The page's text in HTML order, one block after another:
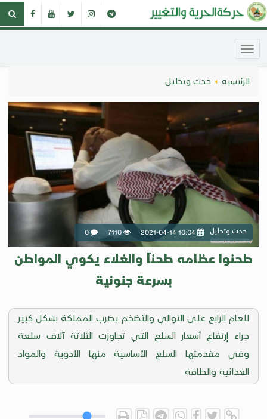
الرئيسية حدث وتحليل
حدث وتحليل 2021-04-14 10:04
7110
0
طحنوا عظامه طحناً والغلاء يكوي المواطن
بسرعة جنونية
للعام الرابع على التوالي والتضخم يضرب المملكة بشكل كبير
جراء إرتفاع أسعار السلع التي تجاوزت الثلاثة آلاف سلعة
وفي مقدمتها السلع الأساسية منها الأدوية والمواد
الغذائية والطاقة